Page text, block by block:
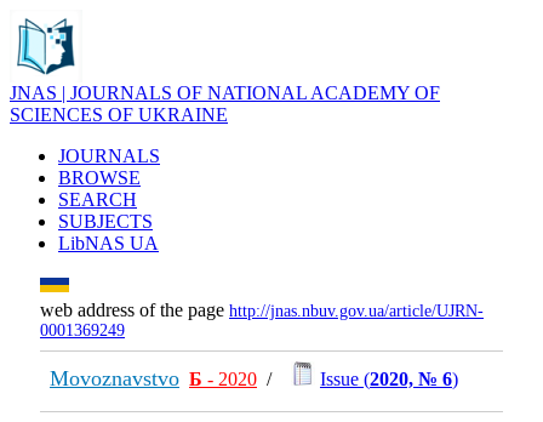
JNAS | JOURNALS OF NATIONAL ACADEMY OF
SCIENCES OF UKRAINE
JOURNALS
BROWSE
SEARCH
SUBJECTS
LibNAS UA
web address of the page http://jnas.nbuv.gov.ua/article/UJRN-
0001369249
Movoznavstvo Б - 2020 / Issue (2020, № 6)